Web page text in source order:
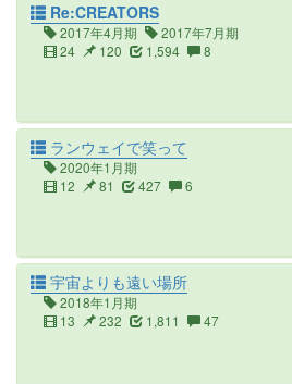
Re:CREATORS
2017年4月期
2017年7月期
24
120 1,594 8
ランウェイで笑って
2020年1月期
12
81 427 6
宇宙よりも遠い場所
2018年1月期
13
232 1,811 47